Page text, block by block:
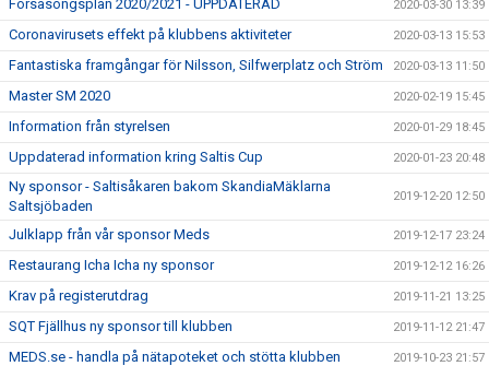
Försäsongsplan 2020/2021 - UPPDATERAD 2020-03-30 13:39
Coronavirusets effekt på klubbens aktiviteter 2020-03-13 15:53
Fantastiska framgångar för Nilsson, Silfwerplatz och Ström 2020-03-13 11:50
Master SM 2020 2020-02-19 15:45
Information från styrelsen 2020-01-29 18:45
Uppdaterad information kring Saltis Cup 2020-01-23 20:48
Ny sponsor - Saltisåkaren bakom SkandiaMäklarna
Saltsjöbaden
2019-12-20 12:50
Julklapp från vår sponsor Meds 2019-12-17 23:24
Restaurang Icha Icha ny sponsor 2019-12-12 16:26
Krav på registerutdrag 2019-11-21 13:25
SQT Fjällhus ny sponsor till klubben 2019-11-12 21:47
MEDS.se - handla på nätapoteket och stötta klubben 2019-10-23 21:57